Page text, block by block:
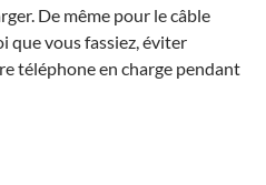
De même pour le câble
que vous fassiez, éviter
téléphone en charge pendant